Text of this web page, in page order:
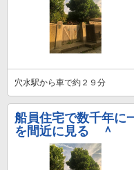
穴水駅から車で約２９分
船員住宅で数千年に
を間近に見る ＾